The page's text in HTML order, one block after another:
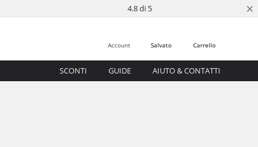
4.8 di 5 ×
Carrello
Salvato
Account
SCONTI GUIDE AIUTO & CONTATTI